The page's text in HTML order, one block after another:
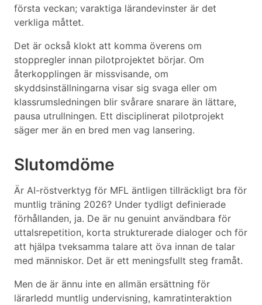
första veckan; varaktiga lärandevinster är det
verkliga måttet.
Det är också klokt att komma överens om
stoppregler innan pilotprojektet börjar. Om
återkopplingen är missvisande, om
skyddsinställningarna visar sig svaga eller om
klassrumsledningen blir svårare snarare än lättare,
pausa utrullningen. Ett disciplinerat pilotprojekt
säger mer än en bred men vag lansering.
Slutomdöme
Är AI-röstverktyg för MFL äntligen tillräckligt bra för
muntlig träning 2026? Under tydligt definierade
förhållanden, ja. De är nu genuint användbara för
uttalsrepetition, korta strukturerade dialoger och för
att hjälpa tveksamma talare att öva innan de talar
med människor. Det är ett meningsfullt steg framåt.
Men de är ännu inte en allmän ersättning för
lärarledd muntlig undervisning, kamratinteraktion